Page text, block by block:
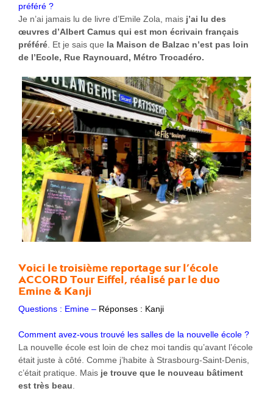
préféré ?
Je n’ai jamais lu de livre d’Emile Zola, mais j’ai lu des
œuvres d’Albert Camus qui est mon écrivain français
préféré . Et je sais que la Maison de Balzac n’est pas loin
de l’Ecole, Rue Raynouard, Métro Trocadéro.
Voici le troisième reportage sur l’école
ACCORD Tour Eiffel, réalisé par le duo
Emine & Kanji
Questions : Emine – Réponses : Kanji
Comment avez-vous trouvé les salles de la nouvelle école ?
La nouvelle école est loin de chez moi tandis qu’avant l’école
était juste à côté. Comme j’habite à Strasbourg-Saint-Denis,
c’était pratique. Mais je trouve que le nouveau bâtiment
est très beau.